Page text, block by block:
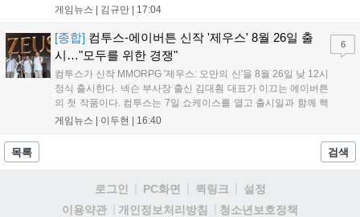
구성된 컬렉션은 오는 8월 28일부터 골스튜디오 공식 홈페이지
서는 대회 규정에 따라 별도의 유니폼을 착용할 계획이다....
게임뉴스 | 김규만 17:04
[종합] 컴투스-에이버튼 신작 '제우스' 8월 26일 출
시…"모두를 위한 경쟁"
컴투스가 신작 MMORPG '제우스: 오만의 신'을 8월 26일 낮 12시
정식 출시한다. 넥슨 부사장 출신 김대훤 대표가 이끄는 에이버튼
의 첫 작품이다. 컴투스는 7일 쇼케이스를 열고 출시일과 함께 핵
심 콘텐츠, 유료화 정책, 운영 방향을 공개했다. 캐릭터명 선점은
게임뉴스 | 이두현 16:40
6
목록 검색
로그인 PC화면 퀵링크
설정
이용약관
개인정보처리방침 청소년보호정책